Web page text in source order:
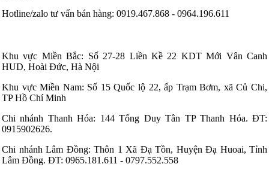
Hotline/zalo tư vấn bán hàng: 0919.467.868 - 0964.196.611
Khu vực Miền Bắc: Số 27-28 Liền Kề 22 KDT Mới Vân Canh
HUD, Hoài Đức, Hà Nội
Khu vực Miền Nam: Số 15 Quốc lộ 22, ấp Trạm Bơm, xã Củ Chi,
TP Hồ Chí Minh
Chi nhánh Thanh Hóa: 144 Tống Duy Tân TP Thanh Hóa. ĐT:
0915902626.
Chi nhánh Lâm Đồng: Thôn 1 Xã Đạ Tồn, Huyện Đạ Huoai, Tỉnh
Lâm Đồng. ĐT: 0965.181.611 - 0797.552.558